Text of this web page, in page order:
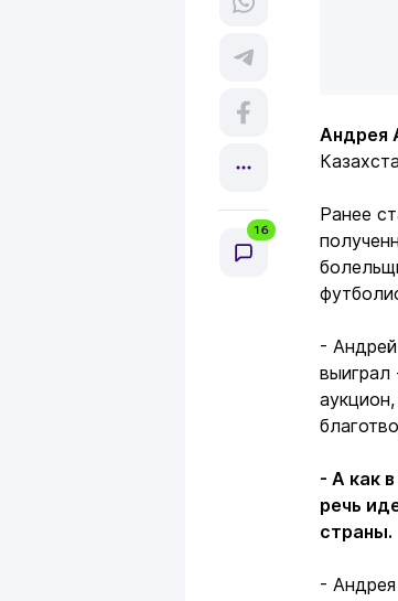
16
Андрея
Ранее
-
выиграл
- А как
речь
страны.
-